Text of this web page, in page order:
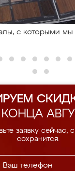
с которыми мы
заявку сейчас,
сохранится.